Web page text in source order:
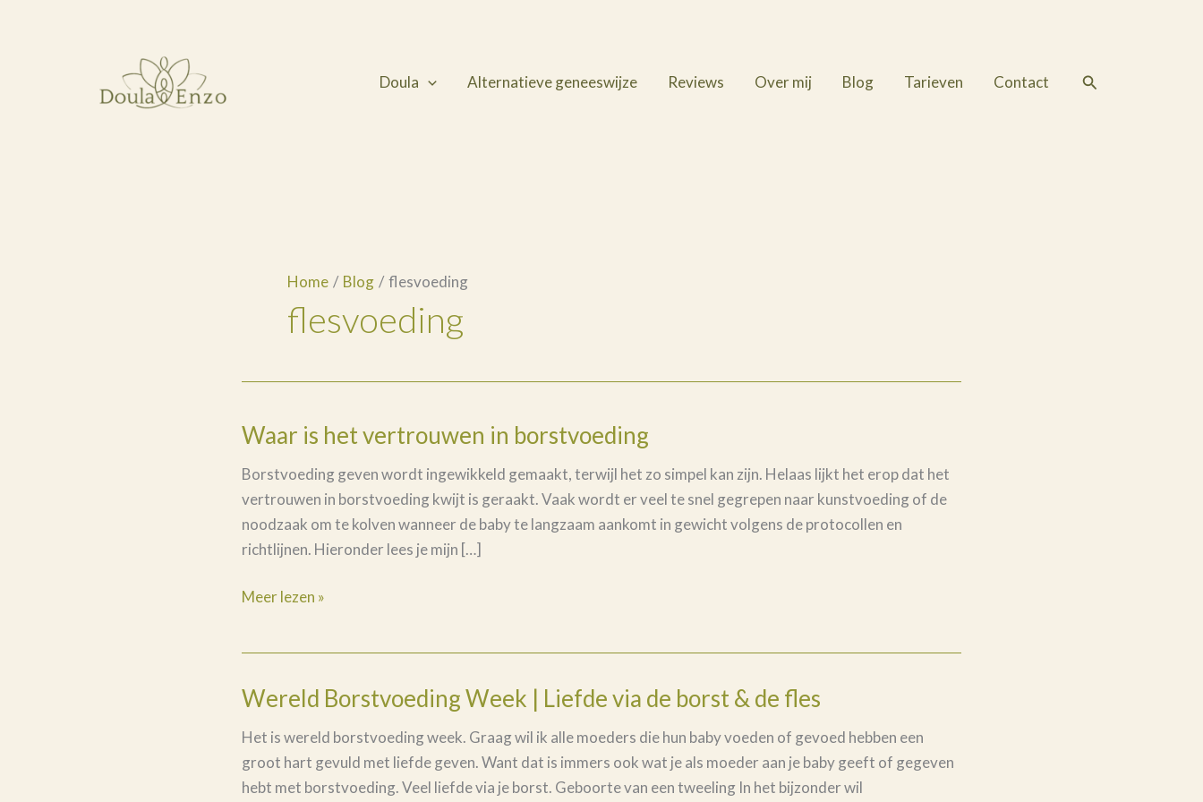
Doula Alternatieve geneeswijze Reviews Over mij Blog Tarieven Contact Zoeken
Home Blog flesvoeding
flesvoeding
Waar is het vertrouwen in borstvoeding
Borstvoeding geven wordt ingewikkeld gemaakt, terwijl het zo simpel kan zijn. Helaas lijkt het erop dat het
vertrouwen in borstvoeding kwijt is geraakt. Vaak wordt er veel te snel gegrepen naar kunstvoeding of de
noodzaak om te kolven wanneer de baby te langzaam aankomt in gewicht volgens de protocollen en
richtlijnen. Hieronder lees je mijn […]
Waar
het
vertrouwen
in
borstvoeding
Meer lezen »
Wereld Borstvoeding Week | Liefde via de borst & de fles
Het is wereld borstvoeding week. Graag wil ik alle moeders die hun baby voeden of gevoed hebben een
groot hart gevuld met liefde geven. Want dat is immers ook wat je als moeder aan je baby geeft of gegeven
hebt met borstvoeding. Veel liefde via je borst. Geboorte van een tweeling In het bijzonder wil
Wereld
Week
|
Liefde